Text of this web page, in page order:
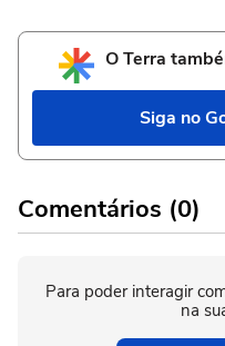
O Terra
Siga no
Comentários (0)
Para poder interagir
na